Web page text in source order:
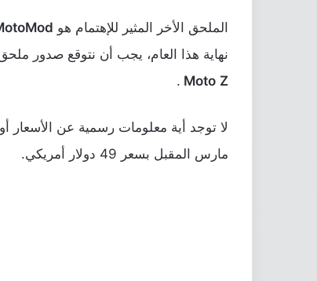
الملحق الأخر المثير للإهتمام هو
نهاية هذا العام، يجب أن نتوقع صدور
Moto Z
.
لا توجد أية معلومات رسمية عن
مارس المقبل بسعر 49 دولار أمريكي.